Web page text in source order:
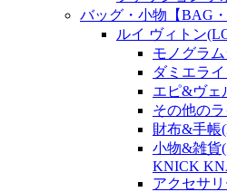
バッグ・小物【BAG・
ルイ ヴィトン
モノグラ
ダミエラ
エピ&ヴェ
その他の
財布&手帳
小物&雑貨
KNICK
アクセサ